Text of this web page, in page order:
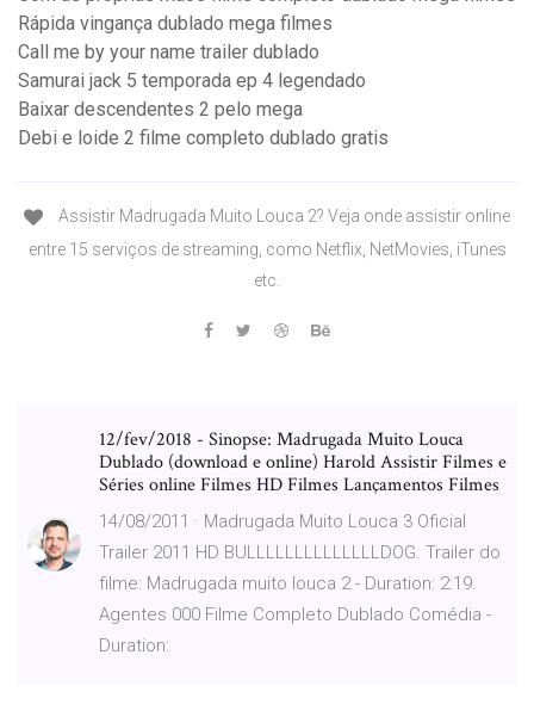
Rápida vingança dublado mega filmes
Call me by your name trailer dublado
Samurai jack 5 temporada ep 4 legendado
Baixar descendentes 2 pelo mega
Debi e loide 2 filme completo dublado gratis
Assistir Madrugada Muito Louca 2? Veja onde assistir online
entre 15 serviços de streaming, como Netflix, NetMovies, iTunes
etc.
12/fev/2018 - Sinopse: Madrugada Muito Louca
Dublado (download e online) Harold Assistir Filmes e
Séries online Filmes HD Filmes Lançamentos Filmes
14/08/2011 · Madrugada Muito Louca 3 Oficial
Trailer 2011 HD BULLLLLLLLLLLLLLDOG. Trailer do
filme: Madrugada muito louca 2 - Duration: 2:19.
Agentes 000 Filme Completo Dublado Comédia -
Duration: